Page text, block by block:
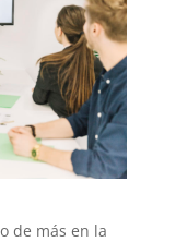
de más en la